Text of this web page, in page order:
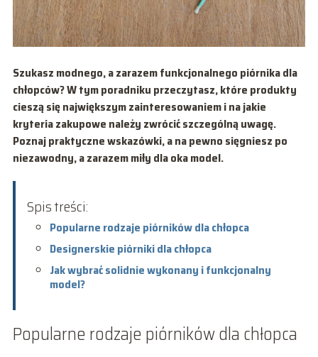
Szukasz modnego, a zarazem funkcjonalnego piórnika dla
chłopców? W tym poradniku przeczytasz, które produkty
cieszą się największym zainteresowaniem i na jakie
kryteria zakupowe należy zwrócić szczególną uwagę.
Poznaj praktyczne wskazówki, a na pewno sięgniesz po
niezawodny, a zarazem miły dla oka model.
Spis treści:
Popularne rodzaje piórników dla chłopca
Designerskie piórniki dla chłopca
Jak wybrać solidnie wykonany i funkcjonalny
model?
Popularne rodzaje piórników dla chłopca